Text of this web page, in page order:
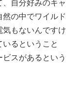
自分好みのキャ
の中でワイルド
もないんですけ
るということ
スがあるという